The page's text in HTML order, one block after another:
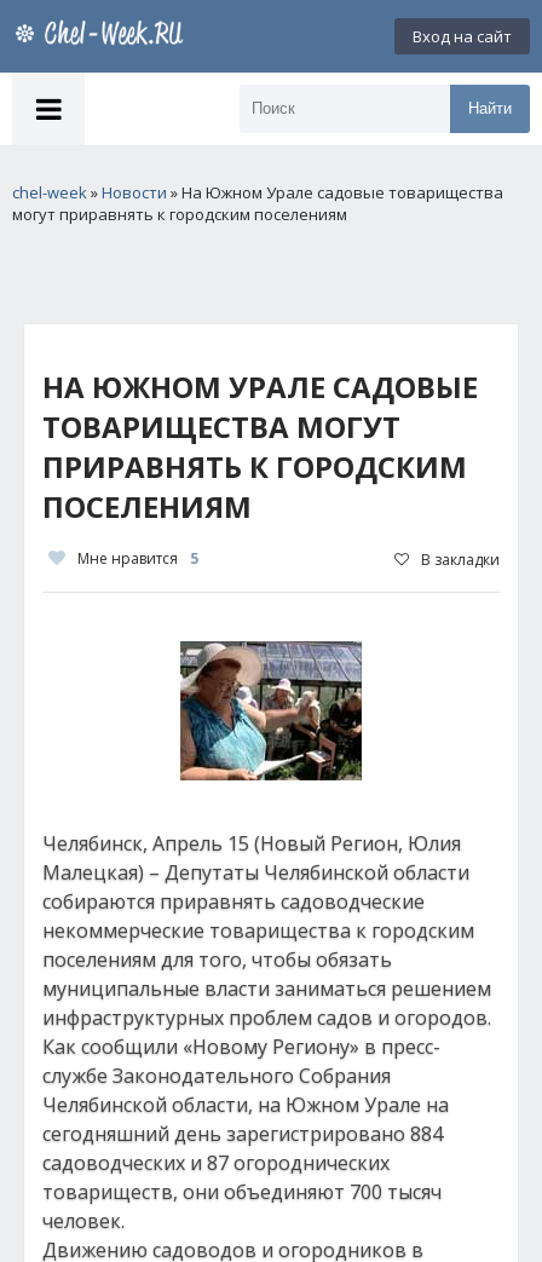
Вход на сайт
Найти
chel-week»Новости » На Южном Урале садовые товарищества
могут приравнять к городским поселениям
НА ЮЖНОМ УРАЛЕ САДОВЫЕ
ТОВАРИЩЕСТВА МОГУТ
ПРИРАВНЯТЬ К ГОРОДСКИМ
ПОСЕЛЕНИЯМ
Мне нравится 5 В закладки
Челябинск, Апрель 15 (Новый Регион, Юлия
Малецкая) – Депутаты Челябинской области
собираются приравнять садоводческие
некоммерческие товарищества к городским
поселениям для того, чтобы обязать
муниципальные власти заниматься решением
инфраструктурных проблем садов и огородов.
Как сообщили «Новому Региону» в пресс-
службе Законодательного Собрания
Челябинской области, на Южном Урале на
сегодняшний день зарегистрировано 884
садоводческих и 87 огороднических
товариществ, они объединяют 700 тысяч
человек.
Движению садоводов и огородников в